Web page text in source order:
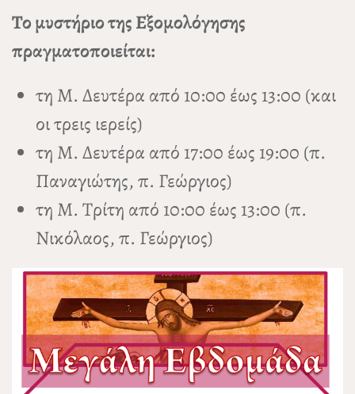
Το μυστήριο της Εξομολόγησης
πραγματοποιείται:
τη Μ. Δευτέρα από 10:00 έως 13:00 (και
οι τρεις ιερείς)
τη Μ. Δευτέρα από 17:00 έως 19:00 (π.
Παναγιώτης, π. Γεώργιος)
τη Μ. Τρίτη από 10:00 έως 13:00 (π.
Νικόλαος, π. Γεώργιος)